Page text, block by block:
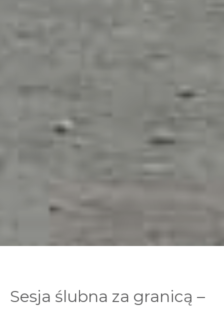
Sesja ślubna za granicą –